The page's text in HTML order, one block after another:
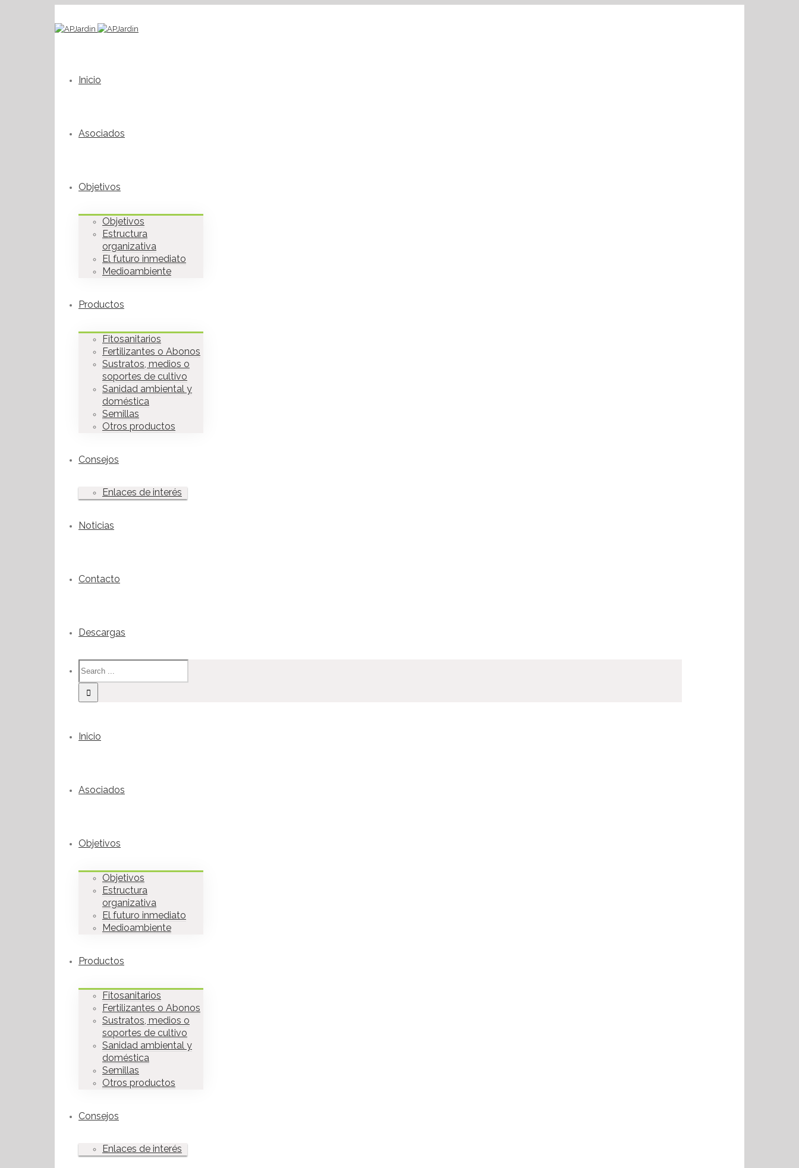
Inicio
Asociados
Objetivos
Objetivos
Estructura
organizativa
El futuro inmediato
Medioambiente
Productos
Fitosanitarios
Fertilizantes o Abonos
Sustratos, medios o
soportes de cultivo
Sanidad ambiental y
doméstica
Semillas
Otros productos
Consejos
Enlaces de interés
Noticias
Contacto
Descargas
Inicio
Asociados
Objetivos
Objetivos
Estructura
organizativa
El futuro inmediato
Medioambiente
Productos
Fitosanitarios
Fertilizantes o Abonos
Sustratos, medios o
soportes de cultivo
Sanidad ambiental y
doméstica
Semillas
Otros productos
Consejos
Enlaces de interés